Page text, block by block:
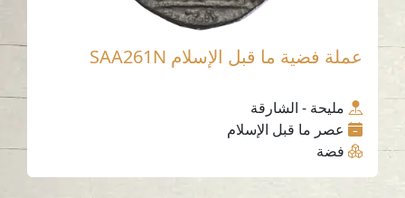
عملة فضية ما قبل الإسلام SAA261N
مليحة - الشارقة
عصر ما قبل الإسلام
فضة